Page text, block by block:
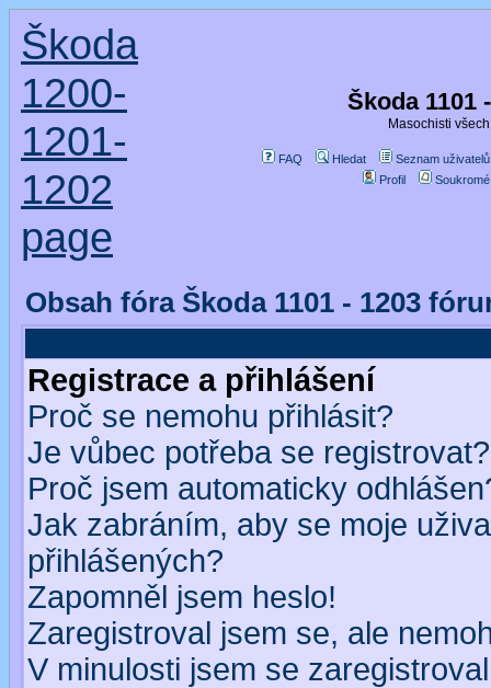
Škoda
1200-
1201-
1202
page
Škoda 1101
Masochisti
FAQ Hledat
Seznam uživatelů
Profil
Obsah fóra Škoda 1101 - 1203
Registrace a přihlášení
Proč se nemohu přihlásit?
Je vůbec potřeba se registrovat?
Proč jsem automaticky
Jak zabráním, aby se moje
přihlášených?
Zapomněl jsem heslo!
Zaregistroval jsem se, ale
V minulosti jsem se